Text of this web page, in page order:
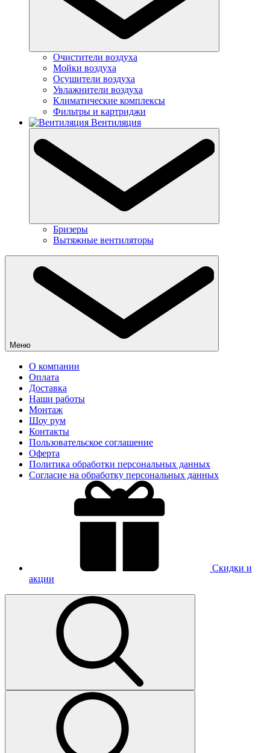
Очистители воздуха
Мойки воздуха
Осушители воздуха
Увлажнители воздуха
Климатические комплексы
Фильтры и картриджи
Вентиляция
Бризеры
Вытяжные вентиляторы
Меню
О компании
Оплата
Доставка
Наши работы
Монтаж
Шоу рум
Контакты
Пользовательское соглашение
Оферта
Политика обработки персональных данных
Согласие на обработку персональных данных
Скидки и
акции